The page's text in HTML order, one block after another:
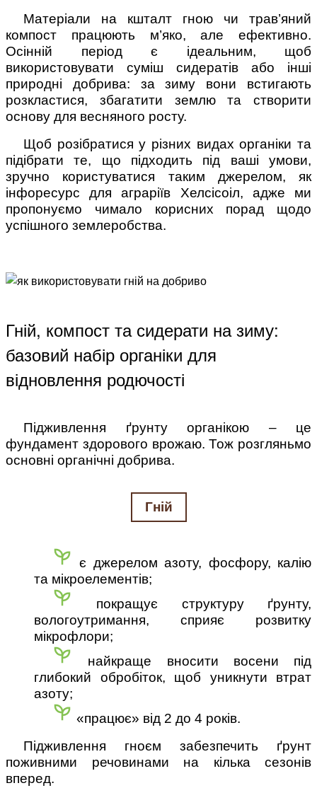
Матеріали на кшталт гною чи трав’яний
компост працюють м’яко, але ефективно.
Осінній період є ідеальним, щоб
використовувати суміш сидератів або інші
природні добрива: за зиму вони встигають
розкластися, збагатити землю та створити
основу для весняного росту.
Щоб розібратися у різних видах органіки та
підібрати те, що підходить під ваші умови,
зручно користуватися таким джерелом, як
інфоресурс для аграріїв Хелсісоіл, адже ми
пропонуємо чимало корисних порад щодо
успішного землеробства.
Гній, компост та сидерати на зиму:
базовий набір органіки для
відновлення родючості
Підживлення ґрунту органікою – це
фундамент здорового врожаю. Тож розгляньмо
основні органічні добрива.
Гній
є джерелом азоту, фосфору, калію
та мікроелементів;
покращує структуру ґрунту,
вологоутримання, сприяє розвитку
мікрофлори;
найкраще вносити восени під
глибокий обробіток, щоб уникнути втрат
азоту;
«працює» від 2 до 4 років.
Підживлення гноєм забезпечить ґрунт
поживними речовинами на кілька сезонів
вперед.